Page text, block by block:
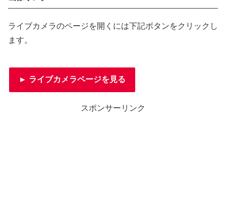
ライブカメラのページを開くには下記ボタンをクリックし
ます。
► ライブカメラページを見る
スポンサーリンク